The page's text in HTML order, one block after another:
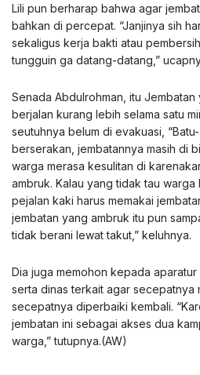
Lili pun berharap bahwa agar
bahkan di percepat. “Janjinya sih
sekaligus kerja bakti atau
tungguin ga datang-datang,”
Senada Abdulrohman, itu Jembatan
berjalan kurang lebih selama satu
seutuhnya belum di evakuasi,
berserakan, jembatannya masih di
warga merasa kesulitan di
ambruk. Kalau yang tidak tau warga
pejalan kaki harus memakai
jembatan yang ambruk itu pun
tidak berani lewat takut,” keluhnya.
Dia juga memohon kepada
serta dinas terkait agar secepatnya
secepatnya diperbaiki kembali.
jembatan ini sebagai akses dua
warga,” tutupnya.(AW)